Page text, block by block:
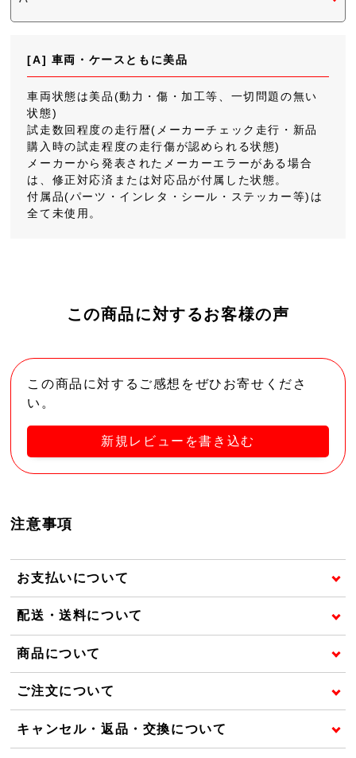
[A] 車両・ケースともに美品
車両状態は美品(動力・傷・加工等、一切問題の無い
状態)
試走数回程度の走行暦(メーカーチェック走行・新品
購入時の試走程度の走行傷が認められる状態)
メーカーから発表されたメーカーエラーがある場合
は、修正対応済または対応品が付属した状態。
付属品(パーツ・インレタ・シール・ステッカー等)は
全て未使用。
この商品に対するお客様の声
この商品に対するご感想をぜひお寄せくださ
い。
新規レビューを書き込む
注意事項
お支払いについて
配送・送料について
商品について
ご注文について
キャンセル・返品・交換について